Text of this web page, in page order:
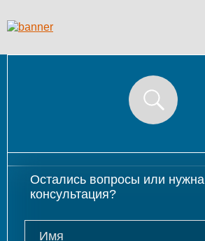
Остались вопросы или нужна
консультация?